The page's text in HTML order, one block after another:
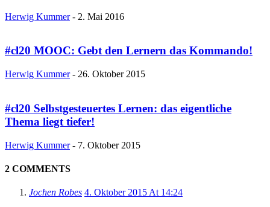
Herwig Kummer - 2. Mai 2016
#cl20 MOOC: Gebt den Lernern das Kommando!
Herwig Kummer - 26. Oktober 2015
#cl20 Selbstgesteuertes Lernen: das eigentliche
Thema liegt tiefer!
Herwig Kummer - 7. Oktober 2015
2 COMMENTS
Jochen Robes 4. Oktober 2015 At 14:24